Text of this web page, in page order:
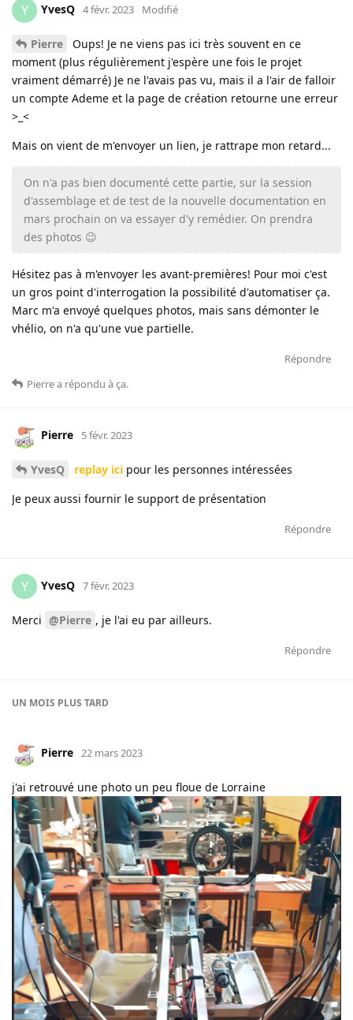
Y YvesQ 4 févr. 2023 Modifié
Pierre
Oups! Je ne viens pas ici très souvent en ce
moment (plus régulièrement j'espère une fois le projet
vraiment démarré) Je ne l'avais pas vu, mais il a l'air de falloir
un compte Ademe et la page de création retourne une erreur
>_<
Mais on vient de m'envoyer un lien, je rattrape mon retard...
On n'a pas bien documenté cette partie, sur la session
d'assemblage et de test de la nouvelle documentation en
mars prochain on va essayer d'y remédier. On prendra
des photos 😉
Hésitez pas à m'envoyer les avant-premières! Pour moi c'est
un gros point d'interrogation la possibilité d'automatiser ça.
Marc m'a envoyé quelques photos, mais sans démonter le
vhélio, on n'a qu'une vue partielle.
Répondre
Pierrea répondu à ça.
Pierre 5 févr. 2023
YvesQ replay ici pour les personnes intéressées
Je peux aussi fournir le support de présentation
Répondre
Y YvesQ 7 févr. 2023
Merci @Pierre , je l'ai eu par ailleurs.
Répondre
UN MOIS PLUS TARD
Pierre 22 mars 2023
j'ai retrouvé une photo un peu floue de Lorraine